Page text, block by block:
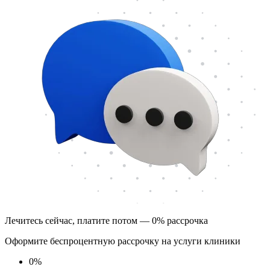
Лечитесь сейчас, платите потом — 0% рассрочка
Оформите беспроцентную рассрочку на услуги клиники
0%